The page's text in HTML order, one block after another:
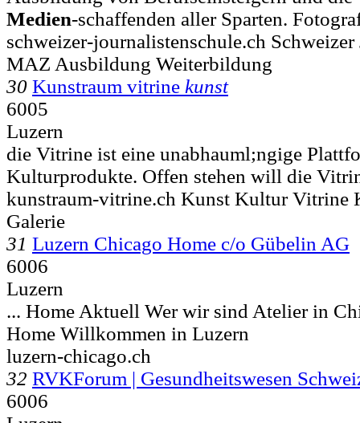
Medien-schaffenden aller Sparten.
schweizer-journalistenschule.ch
MAZ Ausbildung Weiterbildung
30 Kunstraum vitrine kunst
6005
Luzern
die Vitrine ist eine unabhauml;ngige
Kulturprodukte. Offen stehen will die
kunstraum-vitrine.ch Kunst Kultur Vitrine
Galerie
31 Luzern Chicago Home c/o Gübelin AG
6006
Luzern
... Home Aktuell Wer wir sind Atelier in
Home Willkommen in Luzern
luzern-chicago.ch
32 RVKForum | Gesundheitswesen
6006